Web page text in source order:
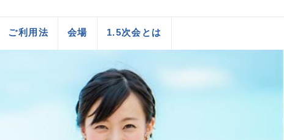
ご利用法 会場 1.5次会とは